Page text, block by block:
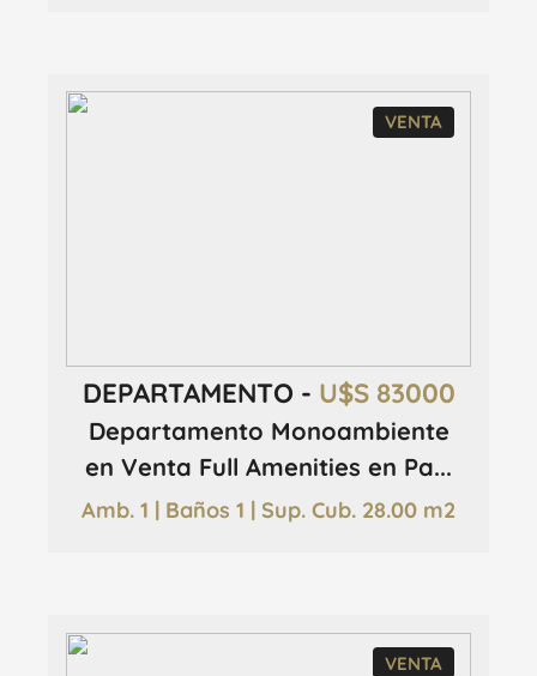
VENTA
DEPARTAMENTO - U$S 83000
Departamento Monoambiente
en Venta Full Amenities en Pa...
Amb. 1 | Baños 1 | Sup. Cub. 28.00 m2
VENTA